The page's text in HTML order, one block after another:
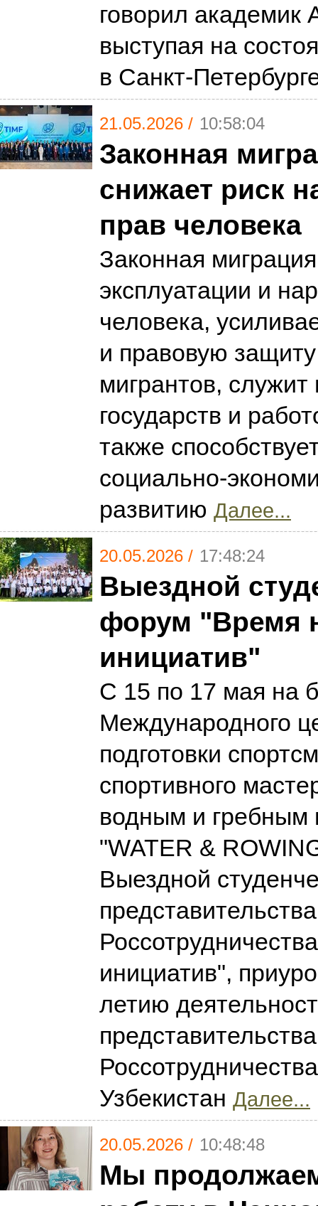
говорил академик
выступая на
в Санкт-
21.05.2026 / 10:58:04
Законная
снижает риск
прав человека
Законная
эксплуатации и
человека,
и правовую
мигрантов,
государств и
также
социально-
развитию Далее...
20.05.2026 / 17:48:24
Выездной
форум "Время
инициатив"
С 15 по 17 мая на
Международного
подготовки
спортивного
водным и гребным
"WATER &
Выездной
представительства
инициатив",
летию
представительства
Узбекистан Далее...
20.05.2026 / 10:48:48
Мы